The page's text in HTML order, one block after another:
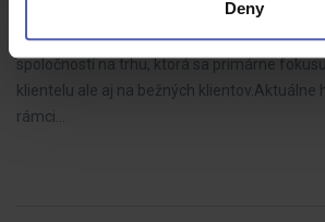
Deny
Pozícia sa obsadzuje pre jednu z
spoločností na trhu, ktorá sa primárne
klientelu ale aj na bežných klientov.Aktuálne
rámci…